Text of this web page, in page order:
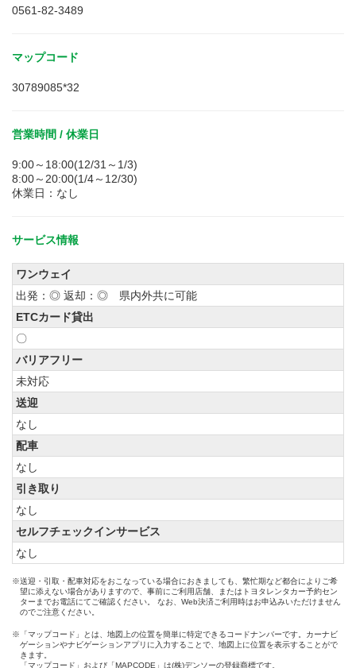
0561-82-3489
マップコード
30789085*32
営業時間 / 休業日
9:00～18:00(12/31～1/3)
8:00～20:00(1/4～12/30)
休業日：なし
サービス情報
ワンウェイ
出発：◎ 返却：◎ 県内外共に可能
ETCカード貸出
〇
バリアフリー
未対応
送迎
なし
配車
なし
引き取り
なし
セルフチェックインサービス
なし
※送迎・引取・配車対応をおこなっている場合におきましても、繁忙期など都合によりご希
望に添えない場合がありますので、事前にご利用店舗、またはトヨタレンタカー予約セン
ターまでお電話にてご確認ください。 なお、Web決済ご利用時はお申込みいただけません
のでご注意ください。
※「マップコード」とは、地図上の位置を簡単に特定できるコードナンバーです。カーナビ
ゲーションやナビゲーションアプリに入力することで、地図上に位置を表示することがで
きます。
「マップコード」および「MAPCODE」は(株)デンソーの登録商標です。